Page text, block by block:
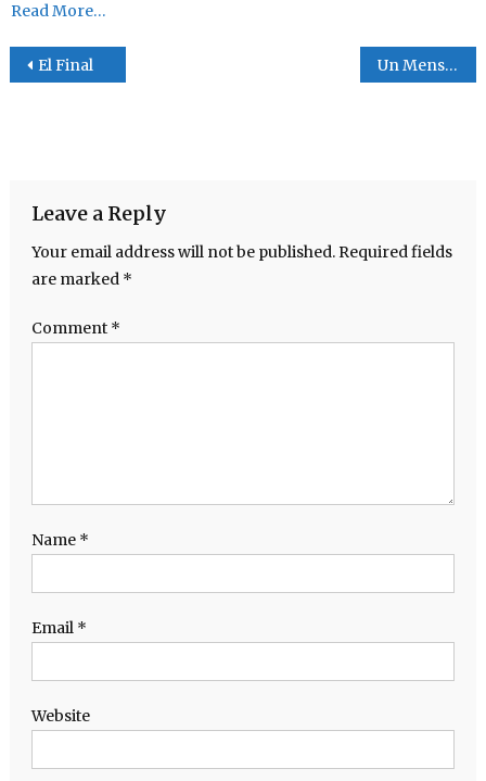
Read More…
Post navigation
El Final Un Mensaje aLa Conciencia
Leave a Reply
Your email address will not be published. Required fields
are marked *
Comment *
Name *
Email *
Website